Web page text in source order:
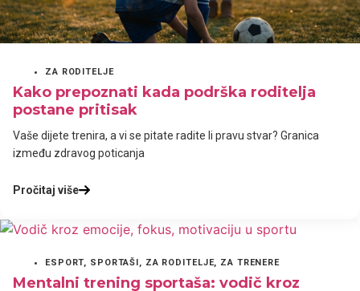
ZA RODITELJE
Kako prepoznati kada podrška roditelja
postane pritisak
Vaše dijete trenira, a vi se pitate radite li pravu stvar? Granica
između zdravog poticanja
Pročitaj više
ESPORT, SPORTAŠI , ZA RODITELJE, ZA TRENERE
Mentalni trening sportaša: vodič kroz